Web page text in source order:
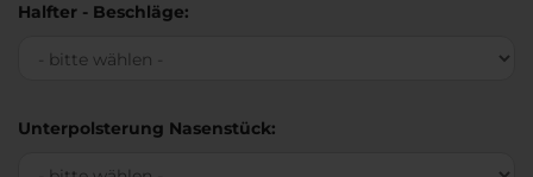
Halfter - Beschläge:
Unterpolsterung Nasenstück: